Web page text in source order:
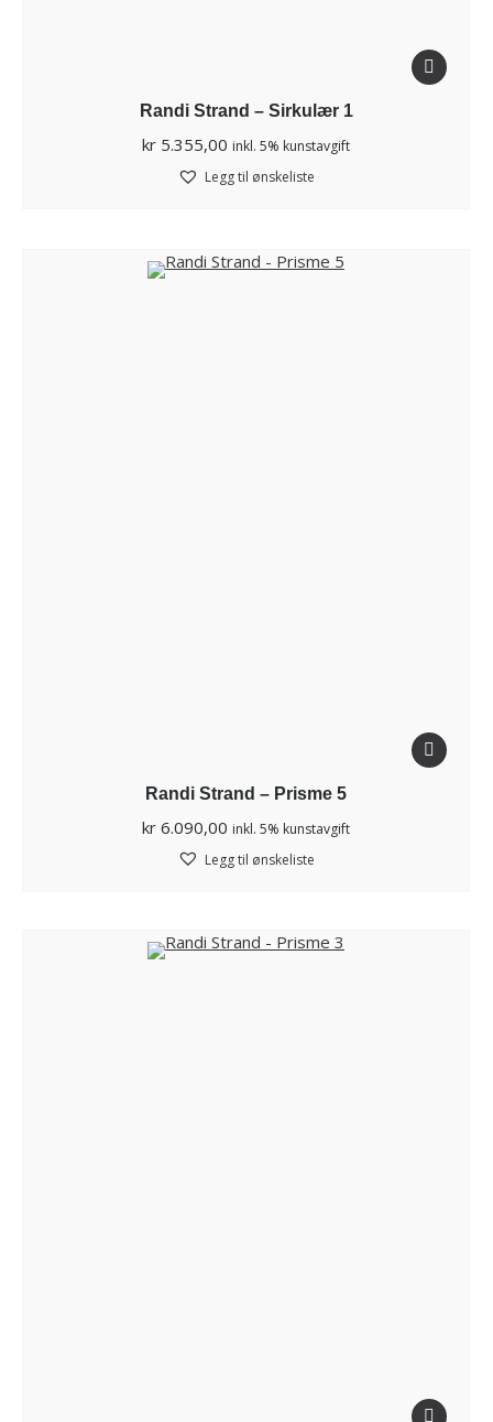
Randi Strand – Sirkulær 1
kr 5.355,00 inkl. 5% kunstavgift
Legg til ønskeliste
Randi Strand – Prisme 5
kr 6.090,00 inkl. 5% kunstavgift
Legg til ønskeliste